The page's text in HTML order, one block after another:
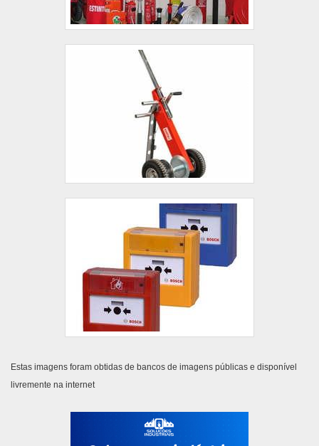
Estas imagens foram obtidas de bancos de imagens públicas e disponível
livremente na internet